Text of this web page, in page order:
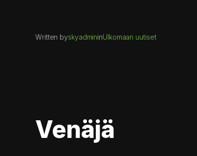
Written byskyadmininUlkomaan uutiset
Venäjä